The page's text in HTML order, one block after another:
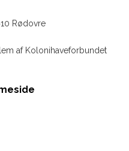
Rødovre
af Kolonihaveforbundet